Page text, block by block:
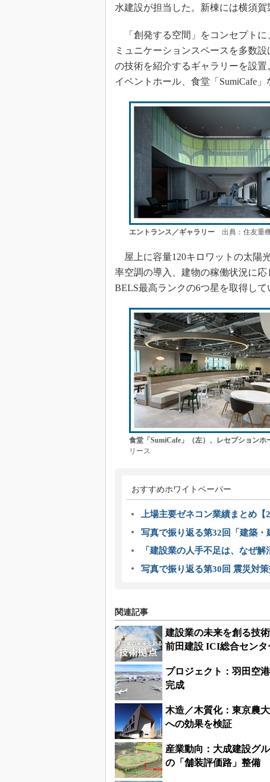
水建設が担当した。新棟には横須
「創発する空間」をコンセプトに
ミュニケーションスペースを多数
の技術を紹介するギャラリーを設
イベントホール、食堂「SumiCafe」
エントランス／ギャラリー出典：住友重機
屋上に容量120キロワットの太陽
率空調の導入、建物の稼働状況に
BELS最高ランクの6つ星を取得して
食堂「SumiCafe」（左）、レセプションホ
リース
おすすめホワイトペーパー
上場主要ゼネコン業績まとめ【
写真で振り返る第32回「建築・
「建設業の人手不足は、なぜ
写真で振り返る第30回 震災対
関連記事
建設業の未来を創る技
前田建設 ICI総合センタ
プロジェクト：羽田空
完成
木造／木質化：東京農
への効果を検証
産業動向：大成建設グ
の「舗装評価路」整備